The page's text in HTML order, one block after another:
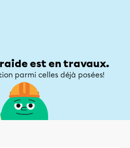
est en travaux.
parmi celles déjà posées!